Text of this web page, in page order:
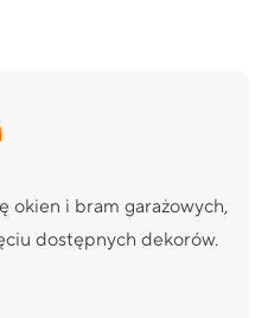
okien i bram garażowych,
dostępnych dekorów.